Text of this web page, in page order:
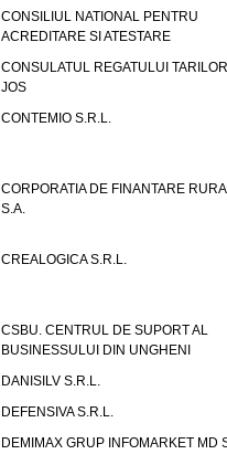
CONSILIUL NATIONAL PENTRU
ACREDITARE SI ATESTARE
CONSULATUL REGATULUI
JOS
CONTEMIO S.R.L.
CORPORATIA DE FINANTARE
S.A.
CREALOGICA S.R.L.
CSBU. CENTRUL DE SUPORT AL
BUSINESSULUI DIN UNGHENI
DANISILV S.R.L.
DEFENSIVA S.R.L.
DEMIMAX GRUP INFOMARKET MD